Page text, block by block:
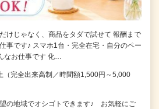
けじゃなく、商品をタダで試せて 報酬まで
事です♪ スマホ1台・完全在宅・自分のペー
なお仕事です 化…
（完全出来高制／時間額1,500円～5,000
の地域でオシゴトできます♪ お気軽にご